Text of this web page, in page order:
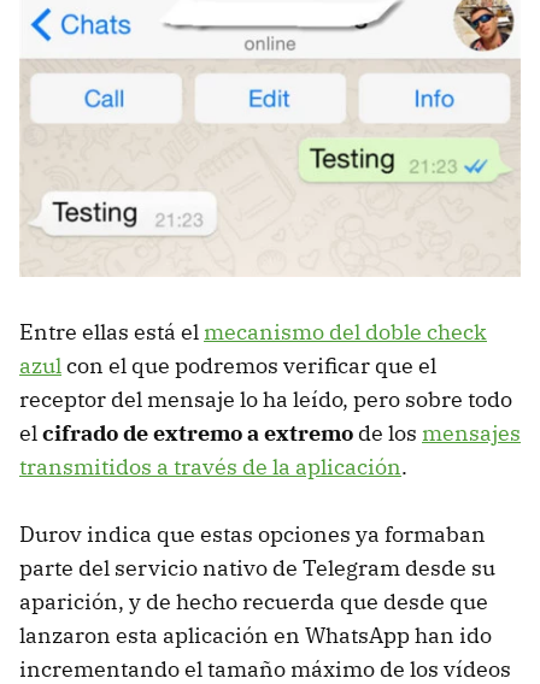
Entre ellas está el mecanismo del doble check
azul con el que podremos verificar que el
receptor del mensaje lo ha leído, pero sobre todo
el cifrado de extremo a extremo de los mensajes
transmitidos a través de la aplicación.
Durov indica que estas opciones ya formaban
parte del servicio nativo de Telegram desde su
aparición, y de hecho recuerda que desde que
lanzaron esta aplicación en WhatsApp han ido
incrementando el tamaño máximo de los vídeos